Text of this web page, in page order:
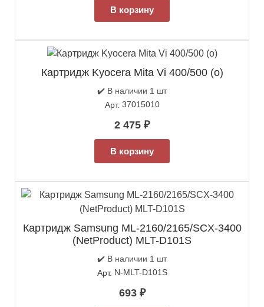
В корзину
Картридж Kyocera Mita Vi 400/500 (о)
✔️ В наличии 1 шт
Арт. 37015010
2 475 ₽
В корзину
Картридж Samsung ML-2160/2165/SCX-3400
(NetProduct) MLT-D101S
✔️ В наличии 1 шт
Арт. N-MLT-D101S
693 ₽